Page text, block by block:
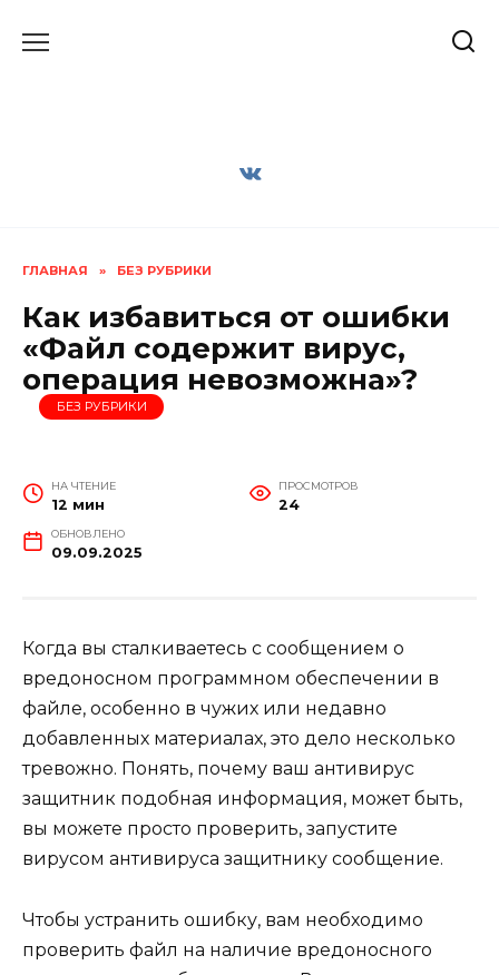
ГЛАВНАЯ » БЕЗ РУБРИКИ
Как избавиться от ошибки
«Файл содержит вирус,
операция невозможна»?
БЕЗ РУБРИКИ
НА ЧТЕНИЕ
12 мин
ПРОСМОТРОВ
24
ОБНОВЛЕНО
09.09.2025
Когда вы сталкиваетесь с сообщением о
вредоносном программном обеспечении в
файле, особенно в чужих или недавно
добавленных материалах, это дело несколько
тревожно. Понять, почему ваш антивирус
защитник подобная информация, может быть,
вы можете просто проверить, запустите
вирусом антивируса защитнику сообщение.
Чтобы устранить ошибку, вам необходимо
проверить файл на наличие вредоносного